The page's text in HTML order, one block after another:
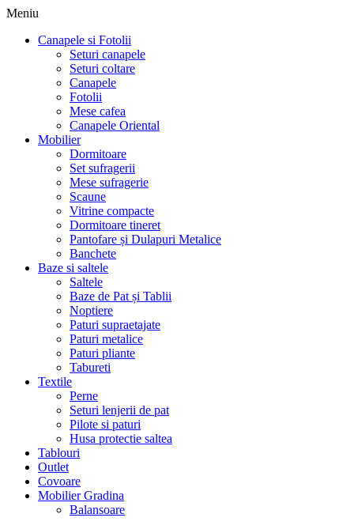
Meniu
Canapele si Fotolii
Seturi canapele
Seturi coltare
Canapele
Fotolii
Mese cafea
Canapele Oriental
Mobilier
Dormitoare
Set sufragerii
Mese sufragerie
Scaune
Vitrine compacte
Dormitoare tineret
Pantofare și Dulapuri Metalice
Banchete
Baze si saltele
Saltele
Baze de Pat și Tablii
Noptiere
Paturi supraetajate
Paturi metalice
Paturi pliante
Tabureti
Textile
Perne
Seturi lenjerii de pat
Pilote si paturi
Husa protectie saltea
Tablouri
Outlet
Covoare
Mobilier Gradina
Balansoare